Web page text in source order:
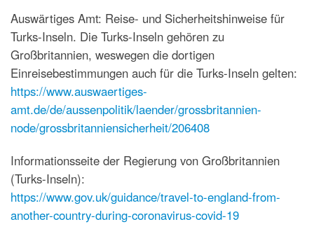
Auswärtiges Amt: Reise- und Sicherheitshinweise für
Turks-Inseln. Die Turks-Inseln gehören zu
Großbritannien, weswegen die dortigen
Einreisebestimmungen auch für die Turks-Inseln gelten:
https://www.auswaertiges-
amt.de/de/aussenpolitik/laender/grossbritannien-
node/grossbritanniensicherheit/206408
Informationsseite der Regierung von Großbritannien
(Turks-Inseln):
https://www.gov.uk/guidance/travel-to-england-from-
another-country-during-coronavirus-covid-19